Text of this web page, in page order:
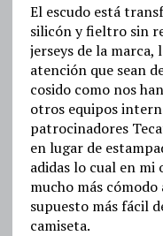
El escudo está
silicón y fieltro sin
jerseys de la marca,
atención que sean
cosido como nos
otros equipos
patrocinadores
en lugar de
adidas lo cual en
mucho más
supuesto más fácil
camiseta.